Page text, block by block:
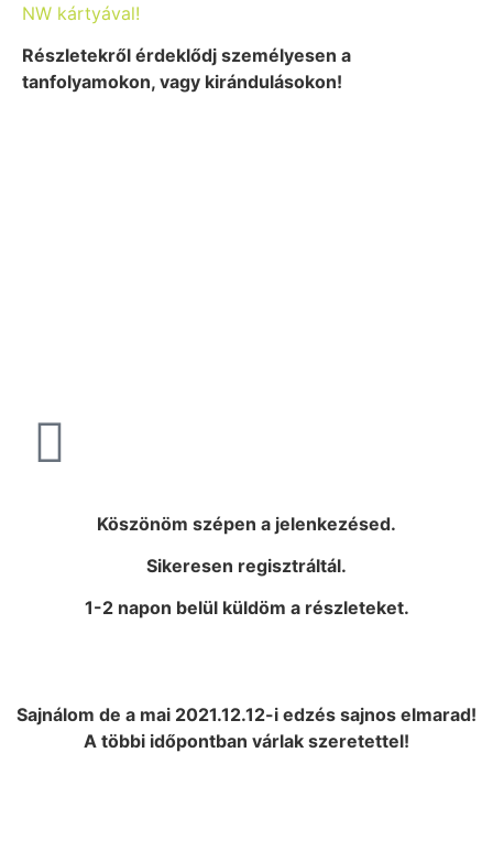
NW kártyával!
Részletekről érdeklődj személyesen a
tanfolyamokon, vagy kirándulásokon!
Köszönöm szépen a jelenkezésed.
Sikeresen regisztráltál.
1-2 napon belül küldöm a részleteket.
Sajnálom de a mai 2021.12.12-i edzés sajnos elmarad!
A többi időpontban várlak szeretettel!